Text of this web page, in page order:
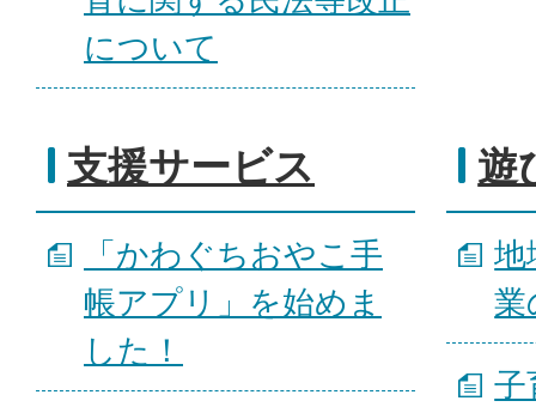
について
支援サービス
「かわぐちおやこ手
帳アプリ」を始めま
した！
遊
地
業
子